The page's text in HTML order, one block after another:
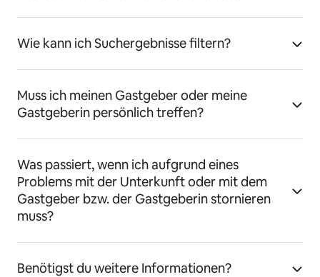
Wie kann ich Suchergebnisse filtern?
Muss ich meinen Gastgeber oder meine
Gastgeberin persönlich treffen?
Was passiert, wenn ich aufgrund eines
Problems mit der Unterkunft oder mit dem
Gastgeber bzw. der Gastgeberin stornieren
muss?
Benötigst du weitere Informationen?